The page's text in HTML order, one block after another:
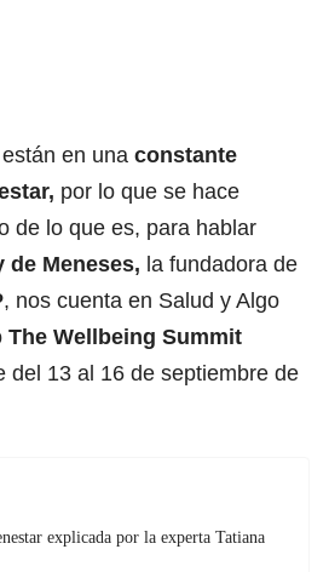
en una constante
por lo que se hace
de lo que es, para hablar
de Meneses, la fundadora de
, nos cuenta en Salud y Algo
The Wellbeing Summit
del 13 al 16 de septiembre de
explicada por la experta Tatiana